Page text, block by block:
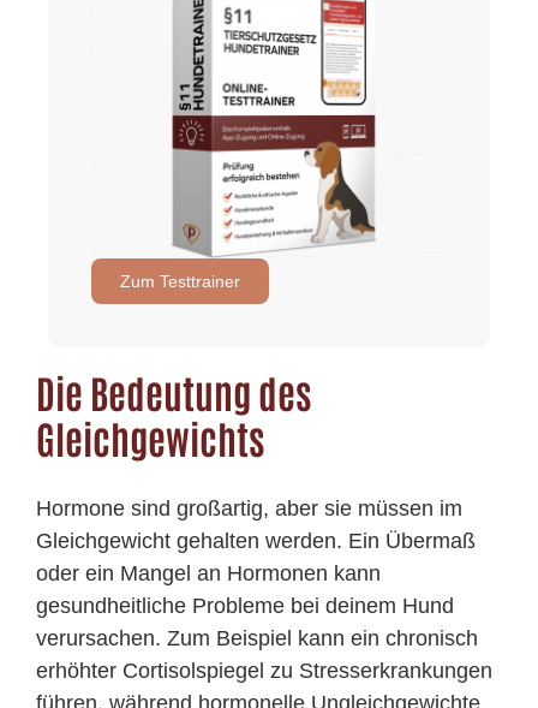
Zum Testtrainer
Die Bedeutung des
Gleichgewichts
Hormone sind großartig, aber sie müssen im
Gleichgewicht gehalten werden. Ein Übermaß
oder ein Mangel an Hormonen kann
gesundheitliche Probleme bei deinem Hund
verursachen. Zum Beispiel kann ein chronisch
erhöhter Cortisolspiegel zu Stresserkrankungen